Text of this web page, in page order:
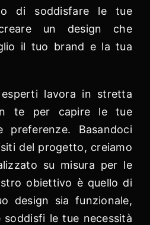
di soddisfare le tue
un design che
il tuo brand e la tua
lavora in stretta
te per capire le tue
Basandoci
del progetto, creiamo
su misura per le
obiettivo è quello di
design sia funzionale,
le tue necessità